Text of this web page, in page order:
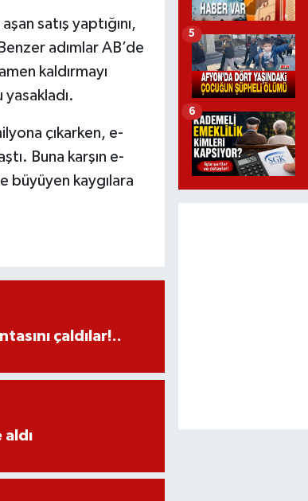
satış yaptığını,
adımlar AB’de
kaldırmayı
çıkarken, e-
Buna karşın e-
büyüyen kaygılara
çaldılar!..
5
6